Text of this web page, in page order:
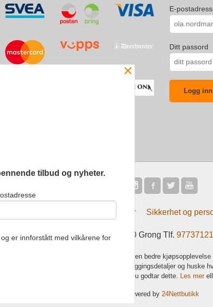
E-
Ditt passord
Kjøpsbetingelser Sikkerhet og
og Friluftsliv AS Eliasmoen 4 7870 Grong Tlf. 97737121
Vår nettbutikk bruker cookies slik at du får en bedre
bruker cookies hovedsaklig til å lagre innloggingsdetaljer og huske
Fortsett å bruke siden som normalt om du godtar dette. Les mer
Powered by 24Nettbutikk
×
tilbud og nyheter.
er innforstått med vilkårene for